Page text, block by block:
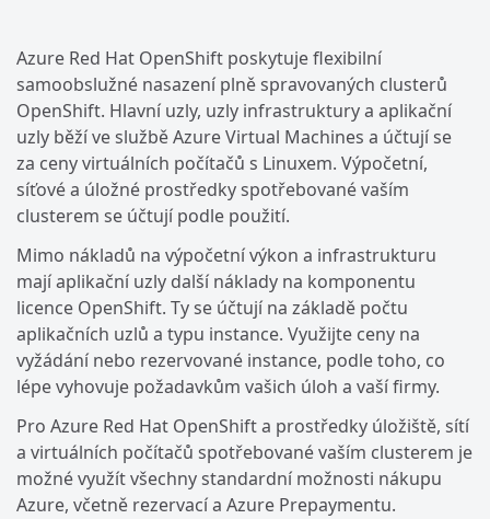
Azure Red Hat OpenShift poskytuje flexibilní
samoobslužné nasazení plně spravovaných clusterů
OpenShift. Hlavní uzly, uzly infrastruktury a aplikační
uzly běží ve službě Azure Virtual Machines a účtují se
za ceny virtuálních počítačů s Linuxem. Výpočetní,
síťové a úložné prostředky spotřebované vaším
clusterem se účtují podle použití.
Mimo nákladů na výpočetní výkon a infrastrukturu
mají aplikační uzly další náklady na komponentu
licence OpenShift. Ty se účtují na základě počtu
aplikačních uzlů a typu instance. Využijte ceny na
vyžádání nebo rezervované instance, podle toho, co
lépe vyhovuje požadavkům vašich úloh a vaší firmy.
Pro Azure Red Hat OpenShift a prostředky úložiště, sítí
a virtuálních počítačů spotřebované vaším clusterem je
možné využít všechny standardní možnosti nákupu
Azure, včetně rezervací a Azure Prepaymentu.